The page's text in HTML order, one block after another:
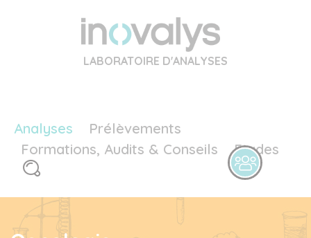
LABORATOIRE D'ANALYSES
Analyses
Prélèvements
Formations, Audits & Conseils
Etudes